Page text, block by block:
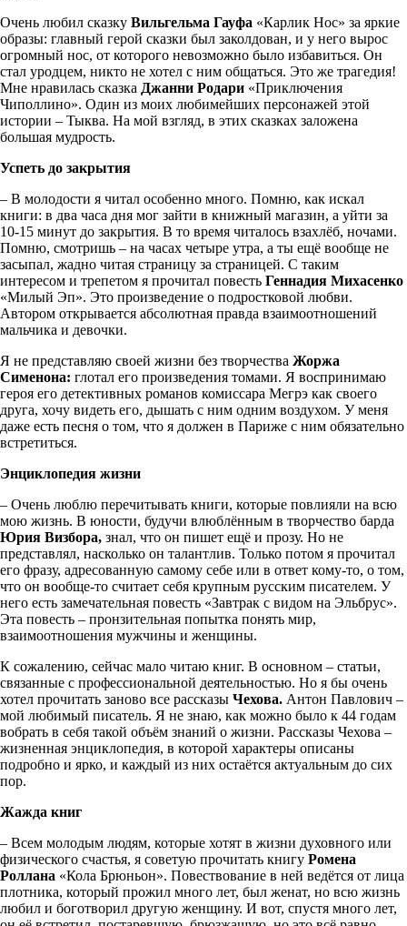
Очень любил сказку Вильгельма Гауфа «Карлик Нос» за яркие
образы: главный герой сказки был заколдован, и у него вырос
огромный нос, от которого невозможно было избавиться. Он
стал уродцем, никто не хотел с ним общаться. Это же трагедия!
Мне нравилась сказка Джанни Родари «Приключения
Чиполлино». Один из моих любимейших персонажей этой
истории – Тыква. На мой взгляд, в этих сказках заложена
большая мудрость.
Успеть до закрытия
– В молодости я читал особенно много. Помню, как искал
книги: в два часа дня мог зайти в книжный магазин, а уйти за
10-15 минут до закрытия. В то время читалось взахлёб, ночами.
Помню, смотришь – на часах четыре утра, а ты ещё вообще не
засыпал, жадно читая страницу за страницей. С таким
интересом и трепетом я прочитал повесть Геннадия Михасенко
«Милый Эп». Это произведение о подростковой любви.
Автором открывается абсолютная правда взаимоотношений
мальчика и девочки.
Я не представляю своей жизни без творчества Жоржа
Сименона: глотал его произведения томами. Я воспринимаю
героя его детективных романов комиссара Мегрэ как своего
друга, хочу видеть его, дышать с ним одним воздухом. У меня
даже есть песня о том, что я должен в Париже с ним обязательно
встретиться.
Энциклопедия жизни
– Очень люблю перечитывать книги, которые повлияли на всю
мою жизнь. В юности, будучи влюблённым в творчество барда
Юрия Визбора, знал, что он пишет ещё и прозу. Но не
представлял, насколько он талантлив. Только потом я прочитал
его фразу, адресованную самому себе или в ответ кому-то, о том,
что он вообще-то считает себя крупным русским писателем. У
него есть замечательная повесть «Завтрак с видом на Эльбрус».
Эта повесть – пронзительная попытка понять мир,
взаимоотношения мужчины и женщины.
К сожалению, сейчас мало читаю книг. В основном – статьи,
связанные с профессиональной деятельностью. Но я бы очень
хотел прочитать заново все рассказы Чехова. Антон Павлович –
мой любимый писатель. Я не знаю, как можно было к 44 годам
вобрать в себя такой объём знаний о жизни. Рассказы Чехова –
жизненная энциклопедия, в которой характеры описаны
подробно и ярко, и каждый из них остаётся актуальным до сих
пор.
Жажда книг
– Всем молодым людям, которые хотят в жизни духовного или
физического счастья, я советую прочитать книгу Ромена
Роллана «Кола Брюньон». Повествование в ней ведётся от лица
плотника, который прожил много лет, был женат, но всю жизнь
любил и боготворил другую женщину. И вот, спустя много лет,